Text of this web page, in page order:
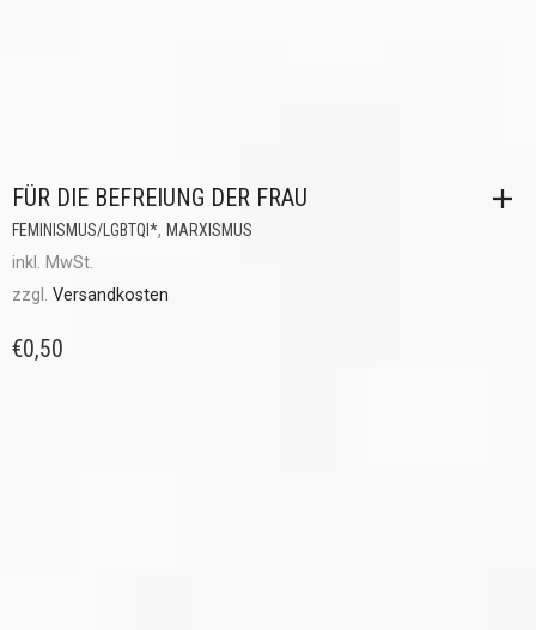
FÜR DIE BEFREIUNG DER FRAU
FEMINISMUS/LGBTQI*, MARXISMUS
inkl. MwSt.
zzgl. Versandkosten
€0,50